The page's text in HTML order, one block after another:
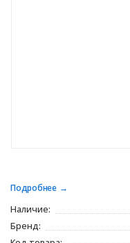
Подробнее
Наличие:
Бренд: